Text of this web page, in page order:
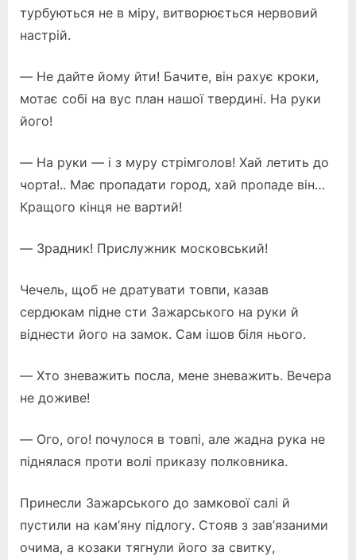
турбуються не в міру, витворюється нервовий
настрій.
— Не дайте йому йти! Бачите, він рахує кроки,
мотає собі на вус план нашої твердині. На руки
його!
— На руки — і з муру стрімголов! Хай летить до
чорта!.. Має пропадати город, хай пропаде він…
Кращого кінця не вартий!
— Зрадник! Прислужник московський!
Чечель, щоб не дратувати товпи, казав
сердюкам підне сти Зажарського на руки й
віднести його на замок. Сам ішов біля нього.
— Хто зневажить посла, мене зневажить. Вечера
не доживе!
— Ого, ого! почулося в товпі, але жадна рука не
піднялася проти волі приказу полковника.
Принесли Зажарського до замкової салі й
пустили на кам’яну підлогу. Стояв з зав’язаними
очима, а козаки тягнули його за свитку,